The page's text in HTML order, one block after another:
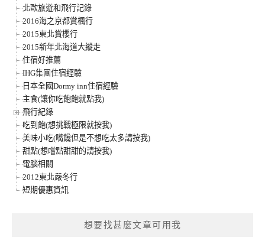
北歐旅遊和飛行記錄
2016海之京都賞楓行
2015東北賞櫻行
2015新年北海道大縱走
住宿好推薦
IHG集團住宿經驗
日本全國Dormy inn住宿經驗
主食(讓你吃飽飽就點我)
飛行紀錄
吃到飽(想挑戰極限就按我)
美味小吃(嘴饞但是不想吃太多請按我)
甜點(想嚐點甜甜的請按我)
電腦相關
2012東北嚴冬行
短期優惠資訊
想要找甚麼文章可用我